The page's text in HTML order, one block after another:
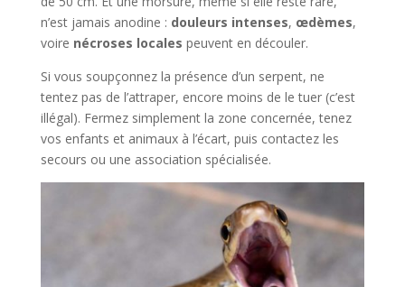
n’est jamais anodine : douleurs intenses, œdèmes,
voire nécroses locales peuvent en découler.
Si vous soupçonnez la présence d’un serpent, ne
tentez pas de l’attraper, encore moins de le tuer (c’est
illégal). Fermez simplement la zone concernée, tenez
vos enfants et animaux à l’écart, puis contactez les
secours ou une association spécialisée.